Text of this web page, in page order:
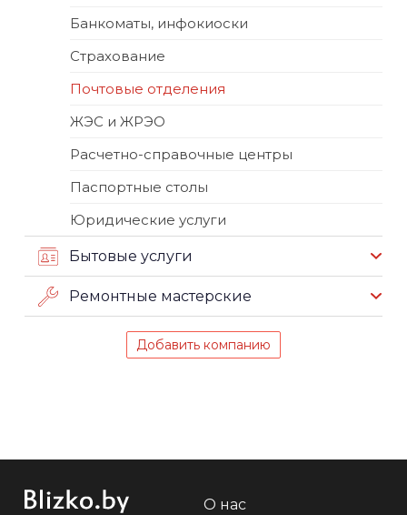
Банкоматы, инфокиоски
Страхование
Почтовые отделения
ЖЭС и ЖРЭО
Расчетно-справочные центры
Паспортные столы
Юридические услуги
Бытовые услуги
Ремонтные мастерские
Добавить компанию
О нас